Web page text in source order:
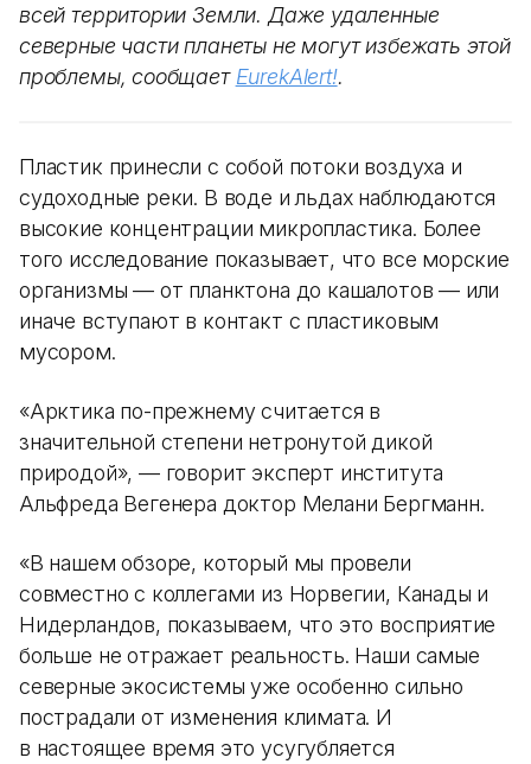
всей территории Земли. Даже удаленные
северные части планеты не могут избежать этой
проблемы, сообщает EurekAlert!.
Пластик принесли с собой потоки воздуха и
судоходные реки. В воде и льдах наблюдаются
высокие концентрации микропластика. Более
того исследование показывает, что все морские
организмы — от планктона до кашалотов — или
иначе вступают в контакт с пластиковым
мусором.
«Арктика по-прежнему считается в
значительной степени нетронутой дикой
природой», — говорит эксперт института
Альфреда Вегенера доктор Мелани Бергманн.
«В нашем обзоре, который мы провели
совместно с коллегами из Норвегии, Канады и
Нидерландов, показываем, что это восприятие
больше не отражает реальность. Наши самые
северные экосистемы уже особенно сильно
пострадали от изменения климата. И
в настоящее время это усугубляется